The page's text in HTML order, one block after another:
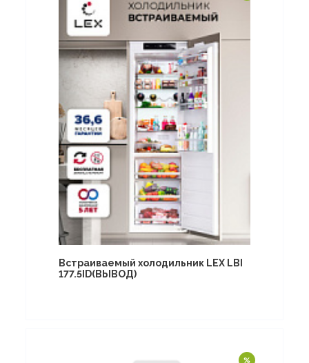
Встраиваемый холодильник LEX LBI
177.5ID(ВЫВОД)